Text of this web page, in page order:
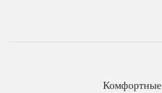
Комфортные